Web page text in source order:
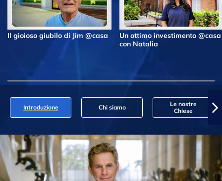
Il gioioso giubilo di Jim @casa
Un ottimo investimento @casa
con Natalia
Introduzione Chi siamo
Le nostre
Chiese